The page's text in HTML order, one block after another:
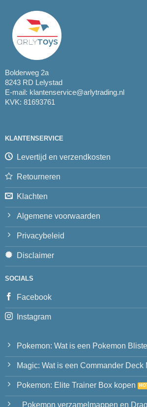
Bolderweg 2a
8243 RD Lelystad
E-mail: klantenservice@arlytrading.nl
KVK: 81693761
KLANTENSERVICE
Levertijd en verzendkosten
Retourneren
Klachten
Algemene voorwaarden
Privacybeleid
Disclaimer
SOCIALS
Facebook
Instagram
Pokemon: Wat is een Pokemon
Magic: Wat is een Commander Deck
Pokemon: Elite Trainer Box kopen
Pokemon verzamelmappen en